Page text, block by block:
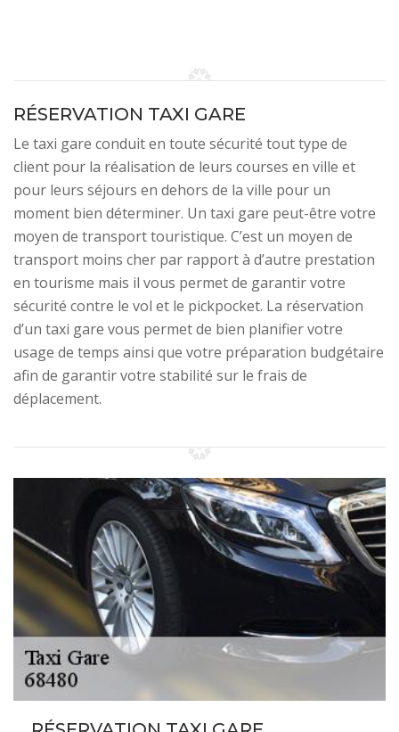
RÉSERVATION TAXI GARE
Le taxi gare conduit en toute sécurité tout type de
client pour la réalisation de leurs courses en ville et
pour leurs séjours en dehors de la ville pour un
moment bien déterminer. Un taxi gare peut-être votre
moyen de transport touristique. C’est un moyen de
transport moins cher par rapport à d’autre prestation
en tourisme mais il vous permet de garantir votre
sécurité contre le vol et le pickpocket. La réservation
d’un taxi gare vous permet de bien planifier votre
usage de temps ainsi que votre préparation budgétaire
afin de garantir votre stabilité sur le frais de
déplacement.